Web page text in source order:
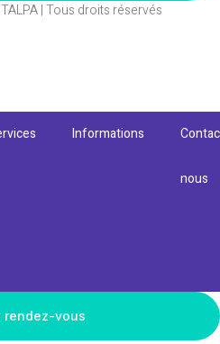
| Tous droits réservés
Informations
nous
rendez-vous